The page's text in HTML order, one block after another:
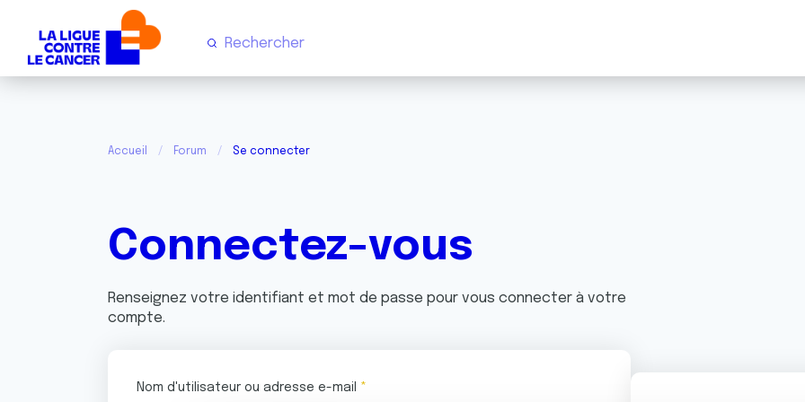
Accueil Forum Se connecter
Connectez-vous
Renseignez votre identifiant et mot de passe pour vous connecter à votre
compte.
Nom d'utilisateur ou adresse e-mail